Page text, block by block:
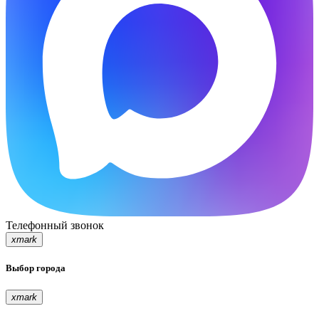
Телефонный звонок
xmark
Выбор города
xmark